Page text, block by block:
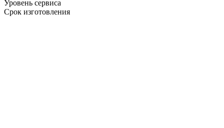
Уровень сервиса
Срок изготовления